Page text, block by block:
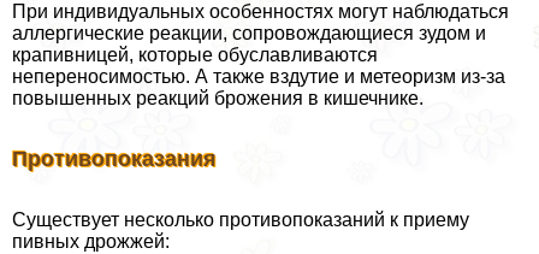
При индивидуальных особенностях могут наблюдаться
аллергические реакции, сопровождающиеся зудом и
крапивницей, которые обуславливаются
непереносимостью. А также вздутие и метеоризм из-за
повышенных реакций брожения в кишечнике.
Противопоказания
Существует несколько противопоказаний к приему
пивных дрожжей: